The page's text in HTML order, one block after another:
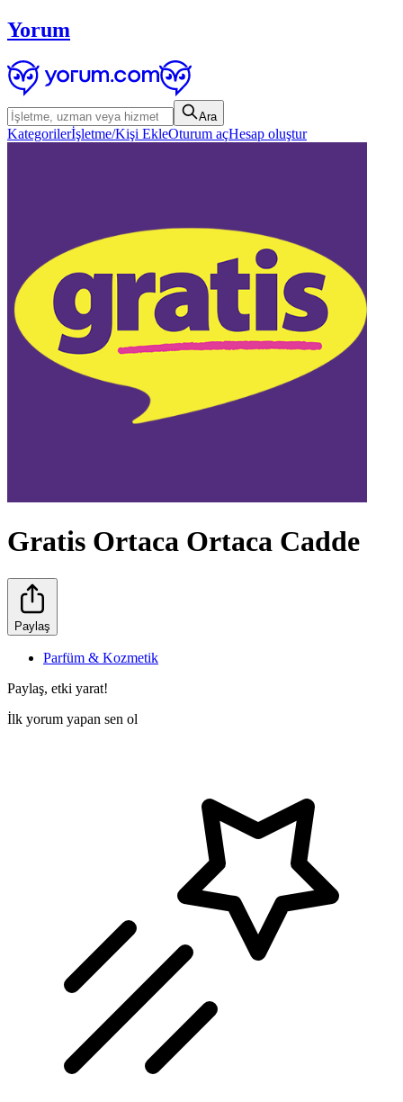
Yorum
Ara
Kategorilerİşletme/Kişi EkleOturum açHesap oluştur
Gratis Ortaca Ortaca Cadde
Paylaş
Parfüm & Kozmetik
Paylaş, etki yarat!
İlk yorum yapan sen ol